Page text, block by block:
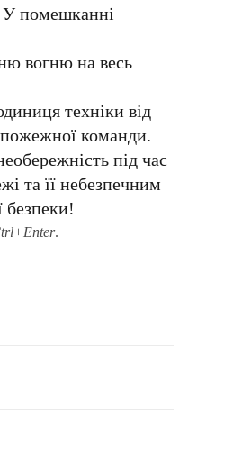
У помешканні
вогню на весь
техніки від
команди.
під час
та її небезпечним
безпеки!
.